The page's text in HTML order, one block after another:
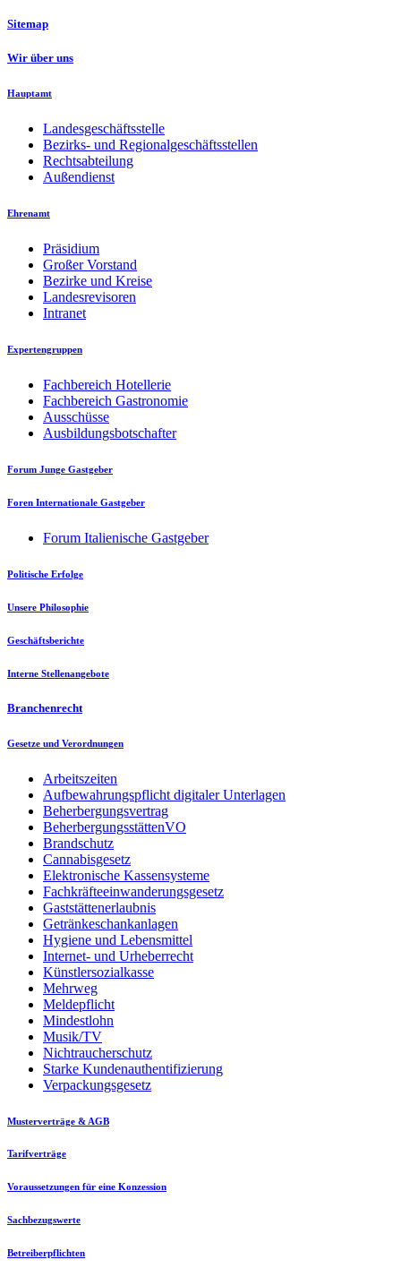
Sitemap
Wir über uns
Hauptamt
Landesgeschäftsstelle
Bezirks- und Regionalgeschäftsstellen
Rechtsabteilung
Außendienst
Ehrenamt
Präsidium
Großer Vorstand
Bezirke und Kreise
Landesrevisoren
Intranet
Expertengruppen
Fachbereich Hotellerie
Fachbereich Gastronomie
Ausschüsse
Ausbildungsbotschafter
Forum Junge Gastgeber
Foren Internationale Gastgeber
Forum Italienische Gastgeber
Politische Erfolge
Unsere Philosophie
Geschäftsberichte
Interne Stellenangebote
Branchenrecht
Gesetze und Verordnungen
Arbeitszeiten
Aufbewahrungspflicht digitaler Unterlagen
Beherbergungsvertrag
BeherbergungsstättenVO
Brandschutz
Cannabisgesetz
Elektronische Kassensysteme
Fachkräfteeinwanderungsgesetz
Gaststättenerlaubnis
Getränkeschankanlagen
Hygiene und Lebensmittel
Internet- und Urheberrecht
Künstlersozialkasse
Mehrweg
Meldepflicht
Mindestlohn
Musik/TV
Nichtraucherschutz
Starke Kundenauthentifizierung
Verpackungsgesetz
Musterverträge & AGB
Tarifverträge
Voraussetzungen für eine Konzession
Sachbezugswerte
Betreiberpflichten